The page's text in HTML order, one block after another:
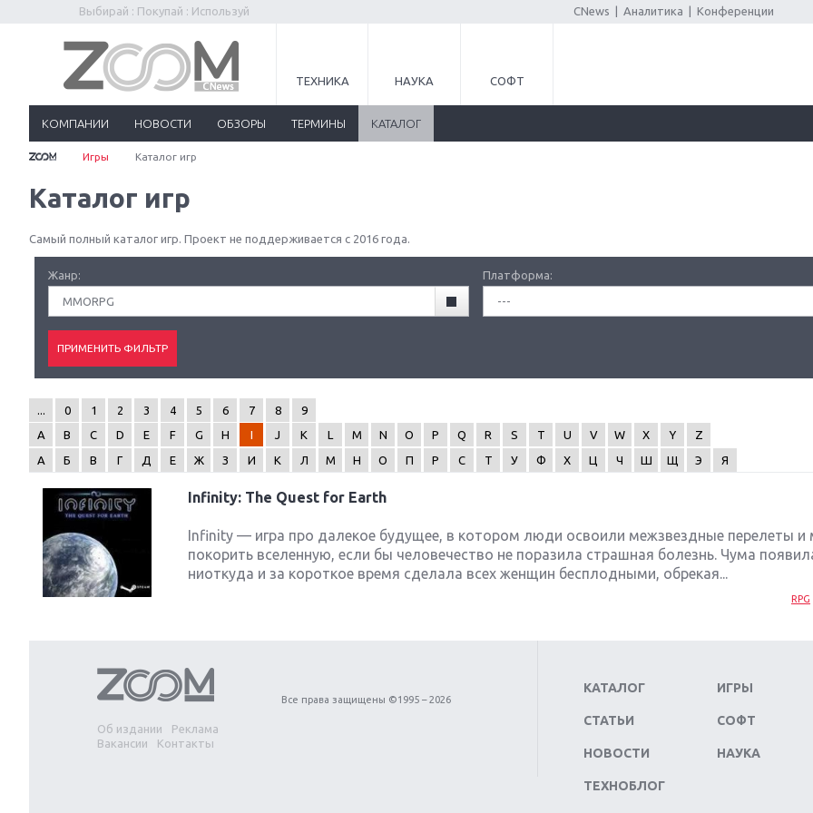
Выбирай : Покупай : Используй CNews Аналитика Конференции
ТЕХНИКА НАУКА СОФТ
КОМПАНИИ НОВОСТИ ОБЗОРЫ ТЕРМИНЫ КАТАЛОГ
Игры Каталог игр
Каталог игр
Самый полный каталог игр. Проект не поддерживается с 2016 года.
Жанр:
MMORPG
Платформа:
---
0 1 2 3 4 5 6 7 8
9
A
B C D E F G H I J K L M N O P Q R S T U V W X Y
Z
А
Б В Г Д Е Ж З И К Л М Н О П Р С Т У Ф Х Ц Ч Ш Щ Э Я
Infinity: The Quest for Earth
Infinity — игра про далекое будущее, в котором люди освоили межзвездные перелеты и
покорить вселенную, если бы человечество не поразила страшная болезнь. Чума
ниоткуда и за короткое время сделала всех женщин бесплодными, обрекая...
RPG
Об издании
Реклама
Вакансии
Контакты
Все права защищены ©1995 – 2026
КАТАЛОГ
СТАТЬИ
НОВОСТИ
ТЕХНОБЛОГ
ИГРЫ
СОФТ
НАУКА